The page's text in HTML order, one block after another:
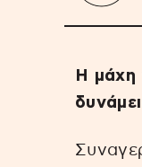
Η μάχη